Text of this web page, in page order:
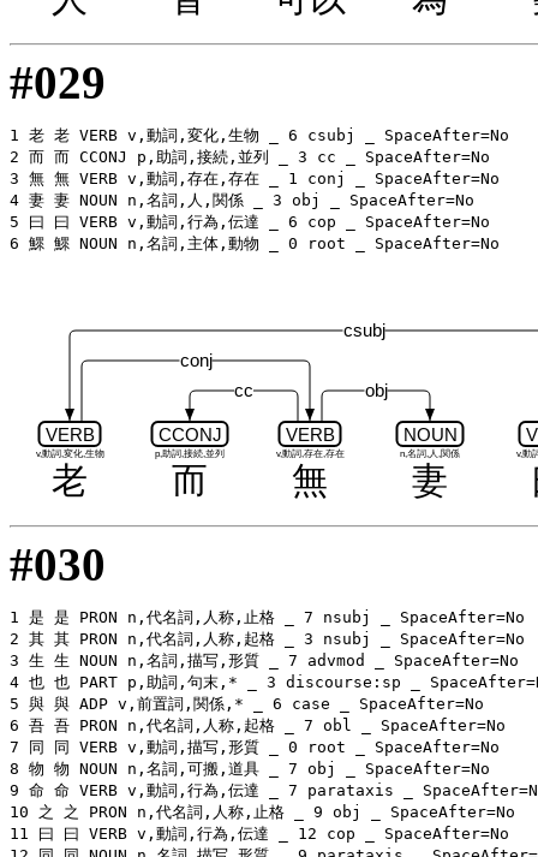
#029
1 老 老 VERB v,動詞,変化,生物 _ 6 csubj _ SpaceAfter=No
2 而 而 CCONJ p,助詞,接続,並列 _ 3 cc _ SpaceAfter=No
3 無 無 VERB v,動詞,存在,存在 _ 1 conj _ SpaceAfter=No
4 妻 妻 NOUN n,名詞,人,関係 _ 3 obj _ SpaceAfter=No
5 曰 曰 VERB v,動詞,行為,伝達 _ 6 cop _ SpaceAfter=No
老
VERB
v,動詞,変化,生物
而
CCONJ
p,助詞,接続,並列
無
VERB
v,動詞,存在,存在
妻
NOUN
n,名詞,人,関係 v,動
csubj
cc
conj
obj
#030
1 是 是 PRON n,代名詞,人称,止格 _ 7 nsubj _ SpaceAfter=No
2 其 其 PRON n,代名詞,人称,起格 _ 3 nsubj _ SpaceAfter=No
3 生 生 NOUN n,名詞,描写,形質 _ 7 advmod _ SpaceAfter=No
4 也 也 PART p,助詞,句末,* _ 3 discourse:sp _
5 與 與 ADP v,前置詞,関係,* _ 6 case _ SpaceAfter=No
6 吾 吾 PRON n,代名詞,人称,起格 _ 7 obl _ SpaceAfter=No
7 同 同 VERB v,動詞,描写,形質 _ 0 root _ SpaceAfter=No
8 物 物 NOUN n,名詞,可搬,道具 _ 7 obj _ SpaceAfter=No
9 命 命 VERB v,動詞,行為,伝達 _ 7 parataxis _
10 之 之 PRON n,代名詞,人称,止格 _ 9 obj _ SpaceAfter=No
11 曰 曰 VERB v,動詞,行為,伝達 _ 12 cop _ SpaceAfter=No